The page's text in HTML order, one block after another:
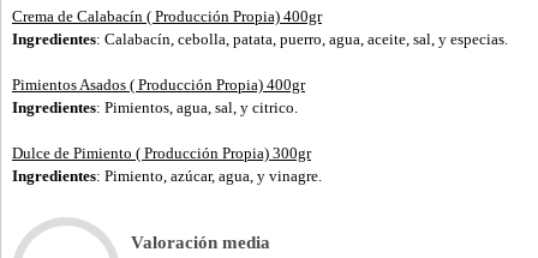
Crema de Calabacín ( Producción Propia) 400gr
Ingredientes: Calabacín, cebolla, patata, puerro, agua, aceite, sal, y especias.
Pimientos Asados ( Producción Propia) 400gr
Ingredientes: Pimientos, agua, sal, y citrico.
Dulce de Pimiento ( Producción Propia) 300gr
Ingredientes: Pimiento, azúcar, agua, y vinagre.
Valoración media